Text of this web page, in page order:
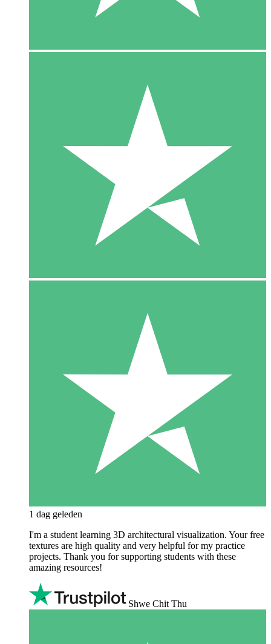
1 dag geleden
I'm a student learning 3D architectural visualization. Your free
textures are high quality and very helpful for my practice
projects. Thank you for supporting students with these
amazing resources!
Shwe Chit Thu